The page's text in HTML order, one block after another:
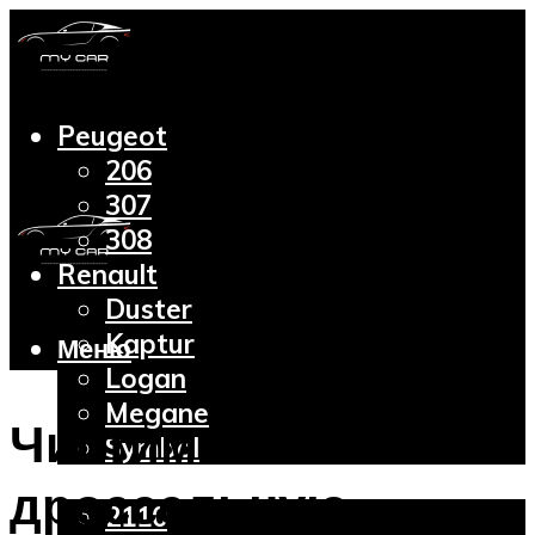
Peugeot
206
307
308
Renault
Duster
Kaptur
Logan
Megane
Symbol
2110
Меню
Чистим
дроссельную